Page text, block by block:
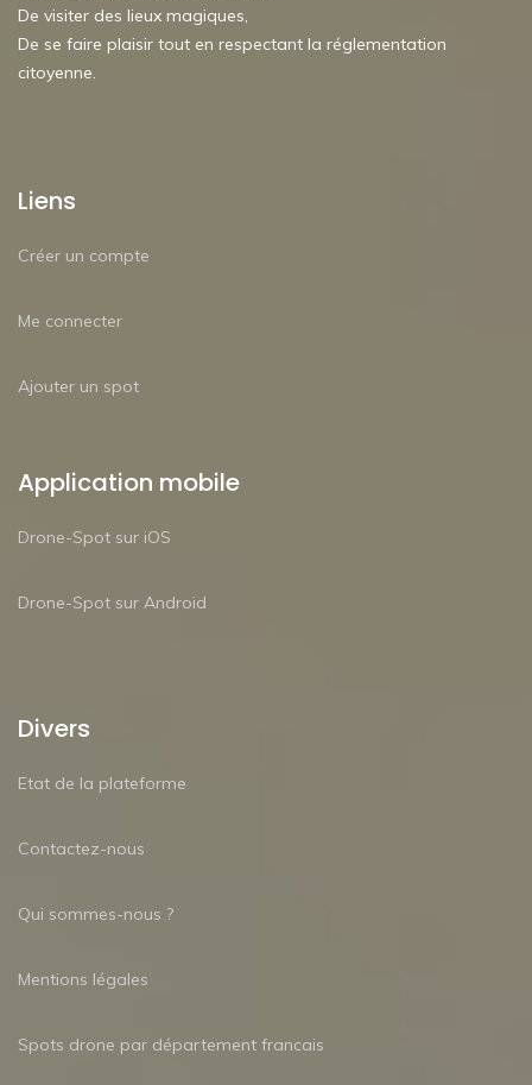
De visiter des lieux magiques,
De se faire plaisir tout en respectant la réglementation
citoyenne.
Liens
Créer un compte
Me connecter
Ajouter un spot
Application mobile
Drone-Spot sur iOS
Drone-Spot sur Android
Divers
Etat de la plateforme
Contactez-nous
Qui sommes-nous ?
Mentions légales
Spots drone par département francais